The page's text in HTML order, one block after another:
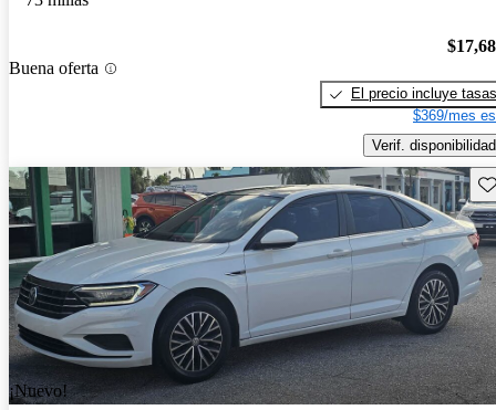
Buena oferta
El precio incluye tasas
$369/mes
Verif. disponibilidad
¡Nuevo!